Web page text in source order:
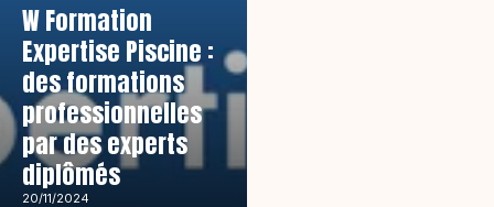
W Formation
Expertise Piscine :
des formations
professionnelles
par des experts
diplômés
20/11/2024